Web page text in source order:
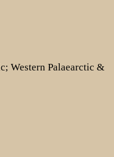
Western Palaearctic &